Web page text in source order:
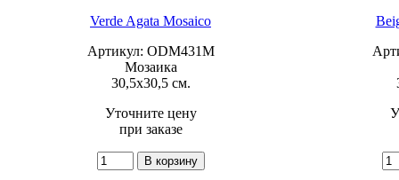
Verde Agata Mosaico
Артикул: ODM431M
Мозаика
30,5x30,5 см.
Уточните цену
при заказе